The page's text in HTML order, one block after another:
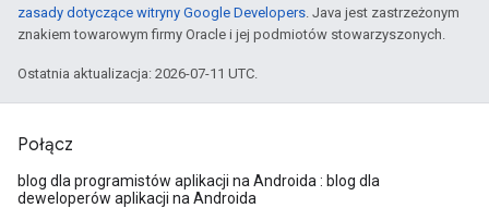
zasady dotyczące witryny Google Developers. Java jest zastrzeżonym
znakiem towarowym firmy Oracle i jej podmiotów stowarzyszonych.
Ostatnia aktualizacja: 2026-07-11 UTC.
Połącz
blog dla programistów aplikacji na Androida : blog dla
deweloperów aplikacji na Androida